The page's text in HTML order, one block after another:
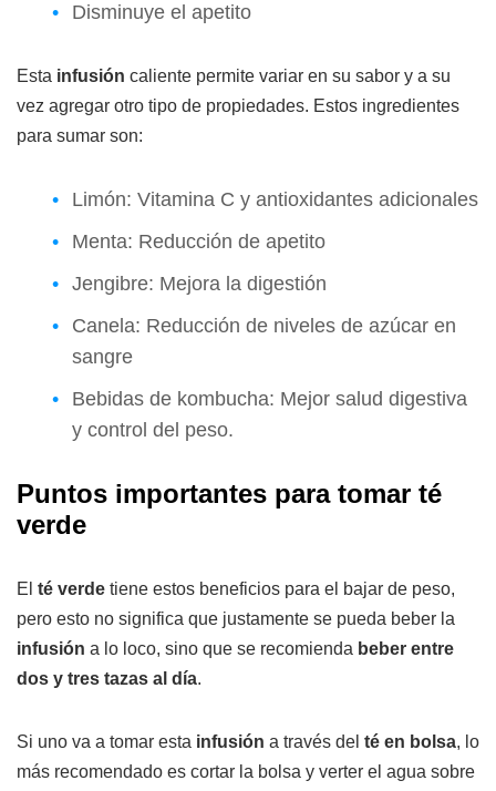
Disminuye el apetito
Esta infusión caliente permite variar en su sabor y a su
vez agregar otro tipo de propiedades. Estos ingredientes
para sumar son:
Limón: Vitamina C y antioxidantes adicionales
Menta: Reducción de apetito
Jengibre: Mejora la digestión
Canela: Reducción de niveles de azúcar en
sangre
Bebidas de kombucha: Mejor salud digestiva
y control del peso.
Puntos importantes para tomar té
verde
El té verde tiene estos beneficios para el bajar de peso,
pero esto no significa que justamente se pueda beber la
infusión a lo loco, sino que se recomienda beber entre
dos y tres tazas al día.
Si uno va a tomar esta infusión a través del té en bolsa, lo
más recomendado es cortar la bolsa y verter el agua sobre